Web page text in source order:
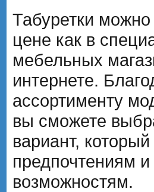
Табуретки можно
цене как в
мебельных
интернете.
ассортименту
вы сможете
вариант,
предпочтениям
возможностям.